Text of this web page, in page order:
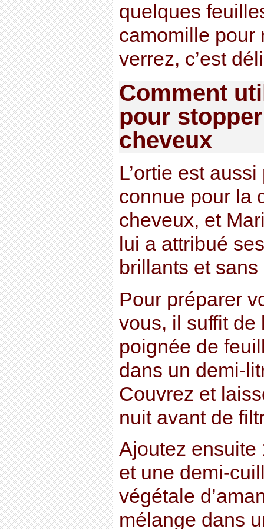
quelques
camomille pour
verrez, c’est
Comment
pour
cheveux
L’ortie est
connue pour la
cheveux, et
lui a attribué
brillants et
Pour préparer
vous, il suffit de
poignée de
dans un demi-
Couvrez et
nuit avant de
Ajoutez ensuite
et une demi-
végétale
mélange dans